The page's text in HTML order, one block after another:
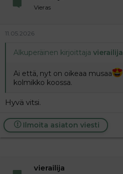
Vieras
11.05.2026
Alkuperäinen kirjoittaja vierailija
Ai että, nyt on oikeaa musaa
kolmikko koossa.
Hyvä vitsi.
Ilmoita asiaton viesti
vierailija